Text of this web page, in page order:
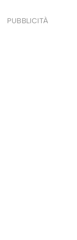
PUBBLICITÀ